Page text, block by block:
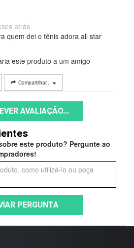
atrás
quem dei o tênis adora all star
este produto a um amigo
Compartilhar...
AVALIAÇÃO...
este produto? Pergunte ao
PERGUNTA